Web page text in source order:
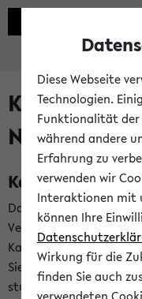
Newsfeeds
Das eKVV bietet Ihnen
Veranstaltungstermine
Kalenderanwendungen
Sie einen
studienbezogenen
Diese Webseite
Technologien.
Funktionalität der
während andere
Erfahrung zu
verwenden wir
Interaktionen mit
können Ihre
Wirkung für die
finden Sie auch